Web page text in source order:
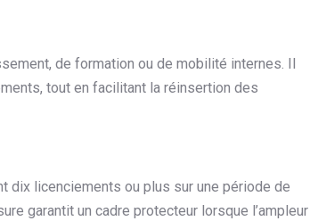
de formation ou de mobilité internes. Il
tout en facilitant la réinsertion des
dix licenciements ou plus sur une période de
garantit un cadre protecteur lorsque l’ampleur